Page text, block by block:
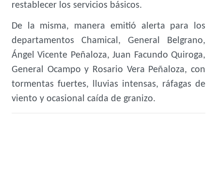
restablecer los servicios básicos.
De la misma, manera emitió alerta para los
departamentos Chamical, General Belgrano,
Ángel Vicente Peñaloza, Juan Facundo Quiroga,
General Ocampo y Rosario Vera Peñaloza, con
tormentas fuertes, lluvias intensas, ráfagas de
viento y ocasional caída de granizo.